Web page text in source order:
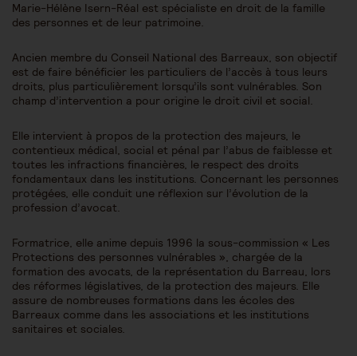
Marie-Hélène Isern-Réal est spécialiste en droit de la famille
des personnes et de leur patrimoine.
Ancien membre du Conseil National des Barreaux, son objectif
est de faire bénéficier les particuliers de l’accès à tous leurs
droits, plus particulièrement lorsqu’ils sont vulnérables. Son
champ d’intervention a pour origine le droit civil et social.
Elle intervient à propos de la protection des majeurs, le
contentieux médical, social et pénal par l’abus de faiblesse et
toutes les infractions financières, le respect des droits
fondamentaux dans les institutions. Concernant les personnes
protégées, elle conduit une réflexion sur l’évolution de la
profession d’avocat.
Formatrice, elle anime depuis 1996 la sous-commission « Les
Protections des personnes vulnérables », chargée de la
formation des avocats, de la représentation du Barreau, lors
des réformes législatives, de la protection des majeurs. Elle
assure de nombreuses formations dans les écoles des
Barreaux comme dans les associations et les institutions
sanitaires et sociales.